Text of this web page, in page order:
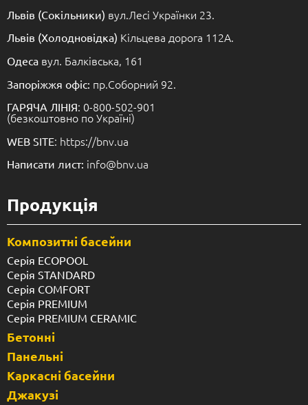
Львів (Сокільники) вул.Лесі Українки 23.
Львів (Холодновідка) Кільцева дорога 112А.
Одеса вул. Балківська, 161
Запоріжжя офіс: пр.Соборний 92.
ГАРЯЧА ЛІНІЯ: 0-800-502-901
(безкоштовно по Україні)
WEB SITE: https://bnv.ua
Написати лист: info@bnv.ua
Продукція
Композитні басейни
Серія ECOPOOL
Серія STANDARD
Серія COMFORT
Серія PREMIUM
Серія PREMIUM CERAMIC
Бетонні
Панельні
Каркасні басейни
Джакузі